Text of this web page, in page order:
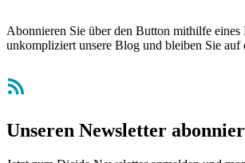
Abonnieren Sie über den Button mithilfe eines
unkompliziert unsere Blog und bleiben Sie auf
RSS-Feed
Unseren Newsletter